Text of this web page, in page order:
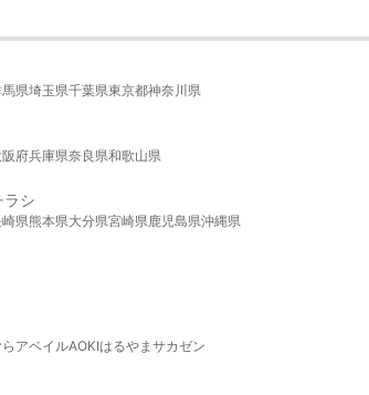
県埼玉県千葉県東京都神奈川県
府兵庫県奈良県和歌山県
ラシ
県熊本県大分県宮崎県鹿児島県沖縄県
アベイルAOKIはるやま サカゼン